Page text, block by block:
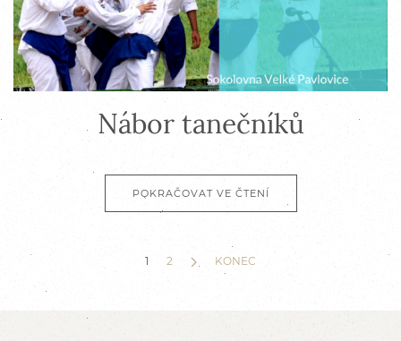
Nábor tanečníků
POKRAČOVAT VE ČTENÍ
1 2 KONEC